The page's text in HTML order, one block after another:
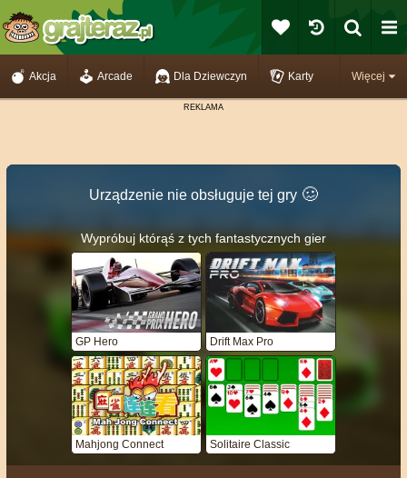
Więcej
Akcja Arcade Dla Dziewczyn Karty
Urządzenie nie obsługuje tej gry 🥴️
Wypróbuj którąś z tych fantastycznych gier
GP Hero Drift Max Pro
Mahjong Connect Solitaire Classic